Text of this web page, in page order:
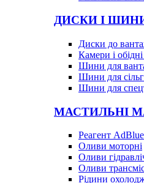
ДИСКИ І
Диски до
Камери і
Шини для
Шини для
Шини для
МАСТИЛЬНІ
Реагент AdBlue
Оливи моторні
Оливи
Оливи
Рідини